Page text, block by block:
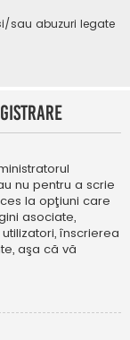
sau abuzuri legate
nu pentru a scrie
la opţiuni care
asociate,
înscrierea
aşa că vă